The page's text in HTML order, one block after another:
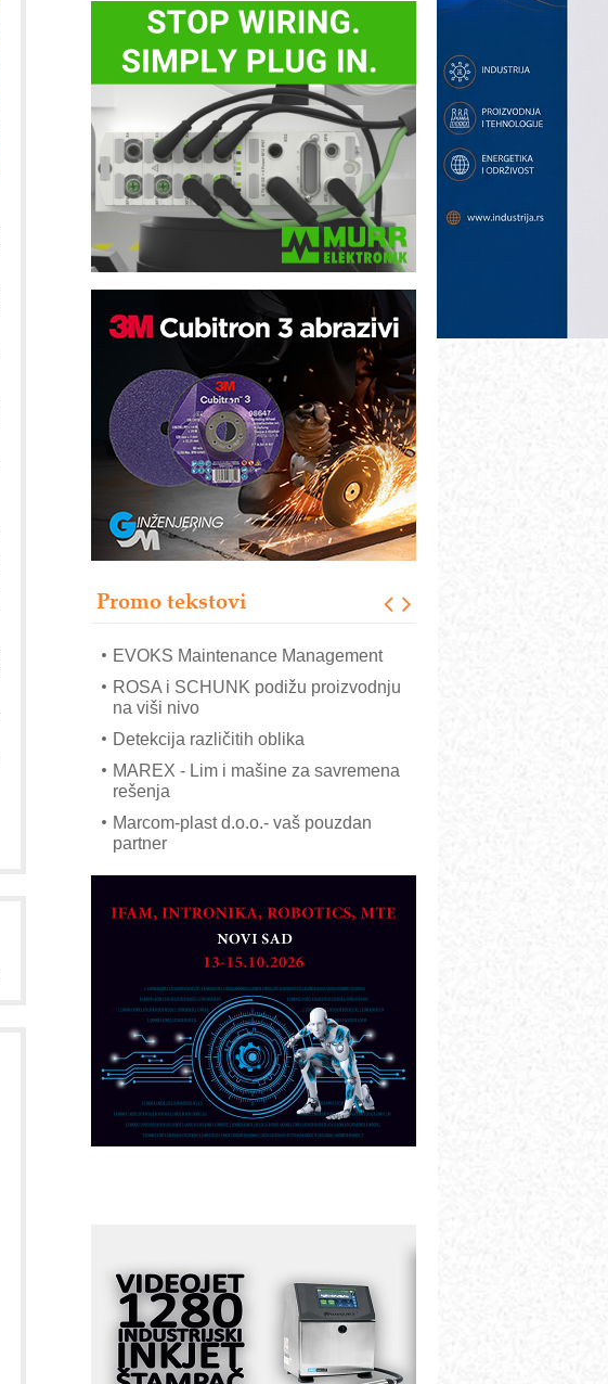
Promo tekstovi
Trajna oznaka kao dugoročna korist
Bezbednost na prvom mestu!
IB BLUMENAUER - više od 40 godina
poverenja u industriji
RMQ-TITAN ADVANCED INDICATOR
– Pametna signalizacija za efikasnije
upravljanje mašinama
solarnim elektranama i vetroparkovima
EVOKS Maintenance Management
ROSA i SCHUNK podižu proizvodnju
na viši nivo
Detekcija različitih oblika
MAREX - Lim i mašine za savremena
rešenja
Marcom-plast d.o.o.- vaš pouzdan
partner
CTO - Prilagodite svoju toplinsku
Razvoj asortimanskog pravca MINI-
PLC AKYTEC
dostupan u Srbiji
MOTOMAN – NEXT-Robotika vođena
veštačkom inteligencijom
I.SAFE MOBILE revolucioniše
industrijsku automatizaciju
pionirskimmobile operator PANEL-OM
Alba d.o.o. – 35 godina preciznosti u
metrologiji i pametnim dozirnim
rešenjima
IBeRTIM - oprema za ispitivanje
kontrole kvaliteta